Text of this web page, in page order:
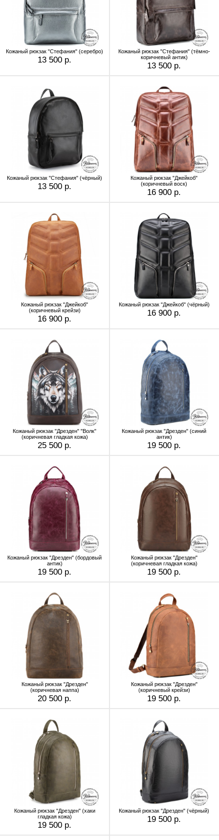
Кожаный рюкзак "Стефания" (серебро)
13 500 р.
Кожаный рюкзак "Стефания" (тёмно-
коричневый антик)
13 500 р.
Кожаный рюкзак "Стефания" (чёрный)
13 500 р.
Кожаный рюкзак "Джейкоб"
(коричневый воск)
16 900 р.
Кожаный рюкзак "Джейкоб"
(коричневый крейзи)
16 900 р.
Кожаный рюкзак "Джейкоб" (чёрный)
16 900 р.
Кожаный рюкзак "Дрезден" "Волк"
(коричневая гладкая кожа)
25 500 р.
Кожаный рюкзак "Дрезден" (cиний
антик)
19 500 р.
Кожаный рюкзак "Дрезден" (бордовый
антик)
19 500 р.
Кожаный рюкзак "Дрезден"
(коричневая гладкая кожа)
19 500 р.
Кожаный рюкзак "Дрезден"
(коричневая наппа)
20 500 р.
Кожаный рюкзак "Дрезден"
(коричневый крейзи)
19 500 р.
Кожаный рюкзак "Дрезден" (хаки
гладкая кожа)
19 500 р.
Кожаный рюкзак "Дрезден" (чёрный)
19 500 р.